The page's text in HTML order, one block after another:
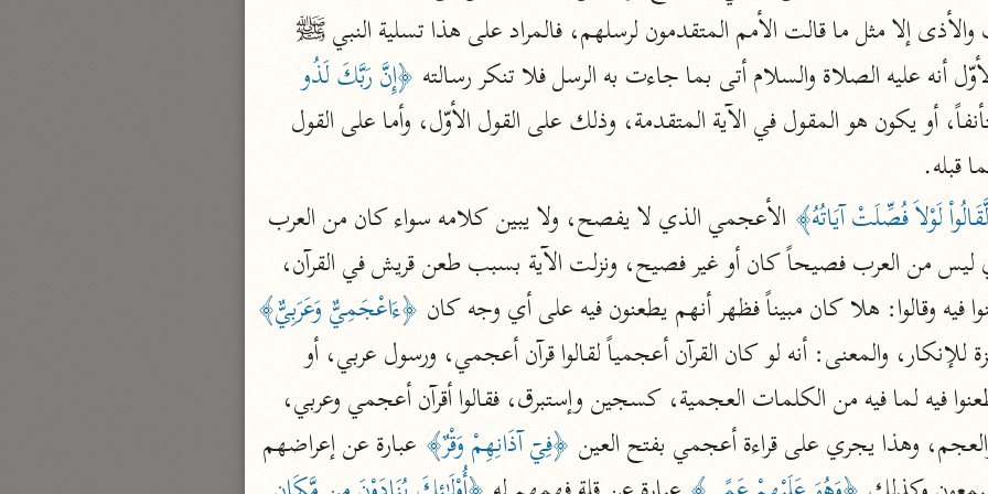
نحو ١١ مجلدًا
التسهيل لعلوم التنزيل
ابن جُزَيّ (٧٤١ هـ)
نحو ٣ مجلدات
موسوعات
روح المعاني
الآلوسي (١٢٧٠ هـ)
نحو ٢٨ مجلدًا
مفاتيح الغيب
فخر الدين الرازي (٦٠٦ هـ)
نحو ٢٤ مجلدًا
نحو مجلد
تيسير الكريم الرحمن
السعدي (١٣٧٦ هـ)
نحو ٤ مجلدات
أبو بكر الجزائري (١٤٣٩ هـ)
القرآن – تدبّر وعمل
شركة الخبرات الذكية
نحو ٣ مجلدات
تفسير القرآن الكريم
ابن عثيمين (١٤٢١ هـ)
نحو ١٥ مجلدًا
يقول لك الكفار من التكذيب والأذى إلا مثل ما قالت الأمم المتقدمون لرسلهم، فالمراد على هذا تسلية النبي ﷺ
أنه عليه الصلاة والسلام أتى بما جاءت به الرسل فلا تنكر رسالته
﴿إِنَّ رَبَّكَ لَذُو
قبله.
لَوْلاَ فُصِّلَتْ آيَاتُهُ﴾
فيه وقالوا: هلا كان مبيناً فظهر أنهم يطعنون فيه على أي وجه كان ﴿ءَاعْجَمِيٌّ وَعَرَبِيٌّ﴾
هذا من تمام كلامهم، والهمزة للإنكار، والمعنى: أنه لو كان القرآن أعجمياً لقالوا قرآن أعجمي، ورسول عربي، أو
وهذا يجري على قراءة أعجمي بفتح العين ﴿فِيۤ آذَانِهِمْ وَقْرٌ﴾